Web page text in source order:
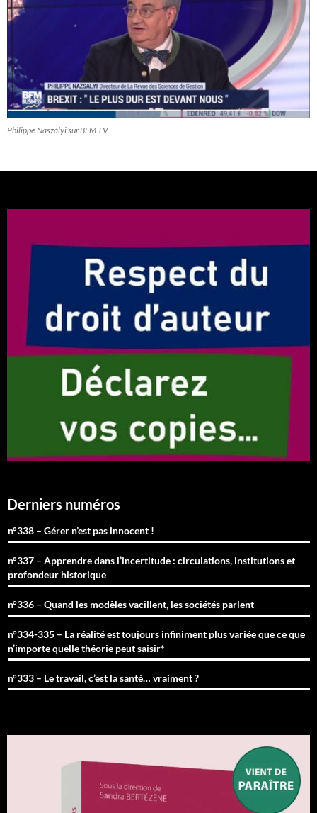
Philippe Naszályi sur BFM TV
Derniers numéros
n°338 – Gérer n’est pas innocent !
n°337 – Apprendre dans l’incertitude : circulations, institutions et
profondeur historique
n°336 – Quand les modèles vacillent, les sociétés parlent
n°334-335 – La réalité est toujours infiniment plus variée que ce que
n’importe quelle théorie peut saisir*
n°333 – Le travail, c’est la santé… vraiment ?